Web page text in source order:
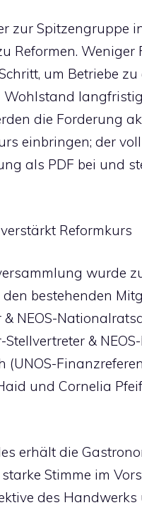
zur Spitzengruppe
Reformen. Weniger
um Betriebe
die Forderung
einbringen; der
als PDF bei und
Reformkurs
wurde
bestehenden
NEOS-
Stellvertreter &
(UNOS-
und Cornelia
erhält die
Stimme im
des